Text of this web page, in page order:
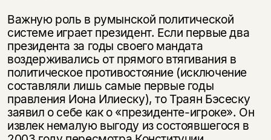
Важную роль в румынской политической
системе играет президент. Если первые два
президента за годы своего мандата
воздерживались от прямого втягивания в
политическое противостояние (исключение
составляли лишь самые первые годы
правления Иона Илиеску), то Траян Бэсеску
заявил о себе как о «президенте-игроке». Он
извлек немалую выгоду из состоявшегося в